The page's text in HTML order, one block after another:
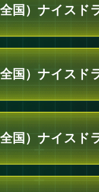
国）ナイスド
国）ナイスド
国）ナイスド